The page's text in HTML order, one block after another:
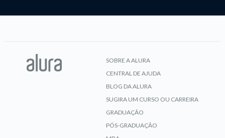
SOBRE A ALURA
CENTRAL DE AJUDA
BLOG DA ALURA
SUGIRA UM CURSO OU CARREIRA
GRADUAÇÃO
PÓS-GRADUAÇÃO